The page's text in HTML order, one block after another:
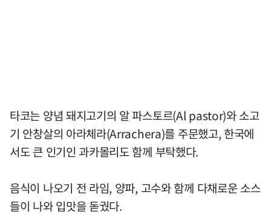
타코는 양념 돼지고기의 알 파스토르(Al pastor)와 소고
기 안창살의 아라체라(Arrachera)를 주문했고, 한국에
서도 큰 인기인 과카몰리도 함께 부탁했다.
음식이 나오기 전 라임, 양파, 고수와 함께 다채로운 소스
들이 나와 입맛을 돋궜다.